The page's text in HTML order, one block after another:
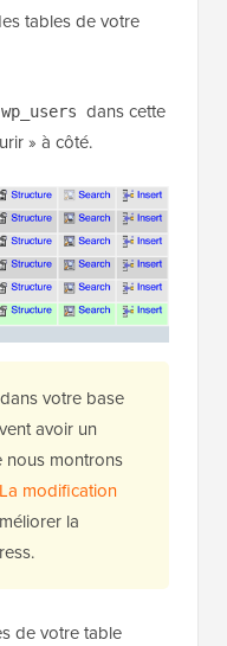
tables de votre
wp_users dans cette
» à côté.
votre base
avoir un
nous montrons
La modification
la
de votre table